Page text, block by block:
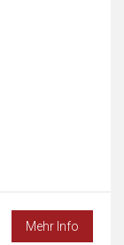
Mehr Info